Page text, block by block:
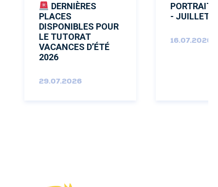
DERNIÈRES
PLACES
DISPONIBLES POUR
LE TUTORAT
VACANCES D’ÉTÉ
2026
29.07.2026
PORTRAIT
- JUILLET
16.07.2026